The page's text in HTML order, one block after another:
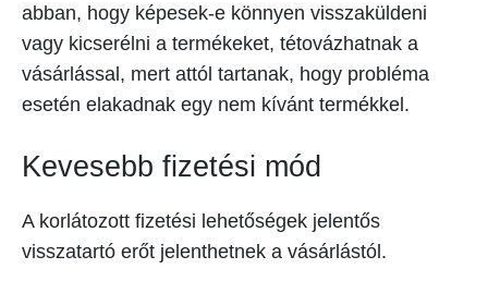
abban, hogy képesek-e könnyen visszaküldeni
vagy kicserélni a termékeket, tétovázhatnak a
vásárlással, mert attól tartanak, hogy probléma
esetén elakadnak egy nem kívánt termékkel.
Kevesebb fizetési mód
A korlátozott fizetési lehetőségek jelentős
visszatartó erőt jelenthetnek a vásárlástól.